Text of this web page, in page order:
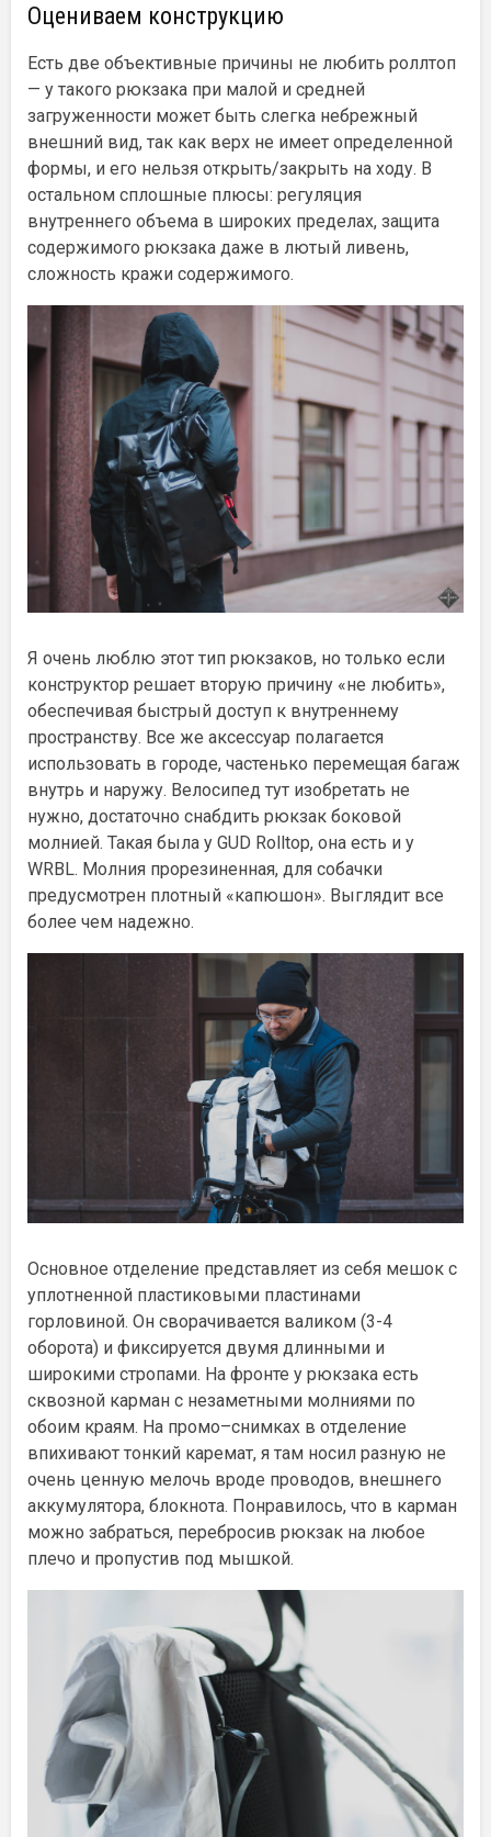
Оцениваем конструкцию
Есть две объективные причины не любить роллтоп
— у такого рюкзака при малой и средней
загруженности может быть слегка небрежный
внешний вид, так как верх не имеет определенной
формы, и его нельзя открыть/закрыть на ходу. В
остальном сплошные плюсы: регуляция
внутреннего объема в широких пределах, защита
содержимого рюкзака даже в лютый ливень,
сложность кражи содержимого.
Я очень люблю этот тип рюкзаков, но только если
конструктор решает вторую причину «не любить»,
обеспечивая быстрый доступ к внутреннему
пространству. Все же аксессуар полагается
использовать в городе, частенько перемещая багаж
внутрь и наружу. Велосипед тут изобретать не
нужно, достаточно снабдить рюкзак боковой
молнией. Такая была у GUD Rolltop, она есть и у
WRBL. Молния прорезиненная, для собачки
предусмотрен плотный «капюшон». Выглядит все
более чем надежно.
Основное отделение представляет из себя мешок с
уплотненной пластиковыми пластинами
горловиной. Он сворачивается валиком (3-4
оборота) и фиксируется двумя длинными и
широкими стропами. На фронте у рюкзака есть
сквозной карман с незаметными молниями по
обоим краям. На промо–снимках в отделение
впихивают тонкий каремат, я там носил разную не
очень ценную мелочь вроде проводов, внешнего
аккумулятора, блокнота. Понравилось, что в карман
можно забраться, перебросив рюкзак на любое
плечо и пропустив под мышкой.